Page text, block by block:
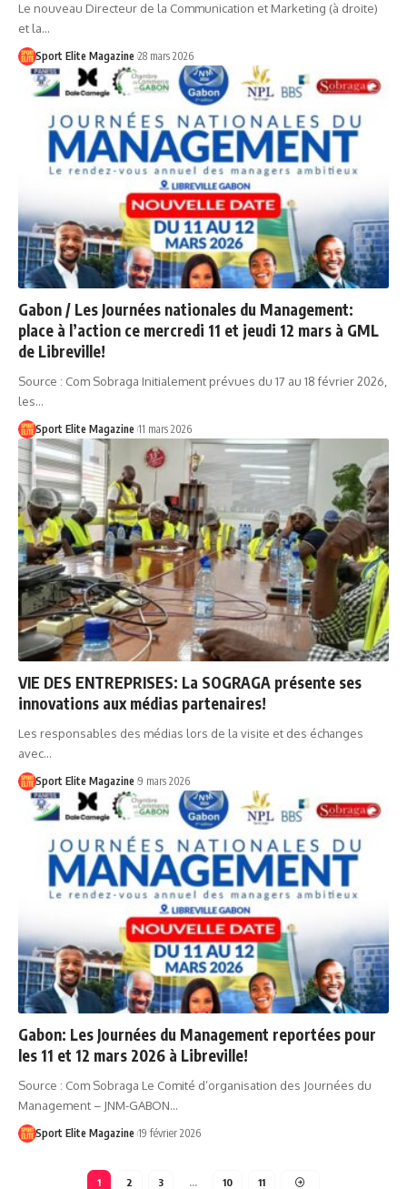
Le nouveau Directeur de la Communication et Marketing (à droite)
et la…
Sport Elite Magazine 28 mars 2026
Gabon / Les Journées nationales du Management:
place à l’action ce mercredi 11 et jeudi 12 mars à GML
de Libreville!
Source : Com Sobraga Initialement prévues du 17 au 18 février 2026,
les…
Sport Elite Magazine 11 mars 2026
VIE DES ENTREPRISES: La SOGRAGA présente ses
innovations aux médias partenaires!
Les responsables des médias lors de la visite et des échanges
avec…
Sport Elite Magazine 9 mars 2026
Gabon: Les Journées du Management reportées pour
les 11 et 12 mars 2026 à Libreville!
Source : Com Sobraga Le Comité d’organisation des Journées du
Management – JNM-GABON…
Sport Elite Magazine 19 février 2026
1 2 3 … 10 11